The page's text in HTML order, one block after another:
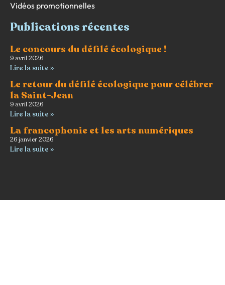
Vidéos promotionnelles
Publications récentes
Le concours du défilé écologique !
9 avril 2026
Lire la suite »
Le retour du défilé écologique pour célébrer
la Saint-Jean
9 avril 2026
Lire la suite »
La francophonie et les arts numériques
26 janvier 2026
Lire la suite »